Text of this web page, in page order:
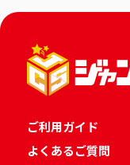
ご利用ガイド
よくあるご質問